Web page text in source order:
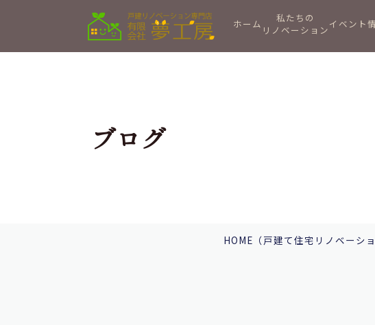
ホーム
私たちの
リノベーションイベント
ブログ
HOME （戸建て住宅リノベーシ